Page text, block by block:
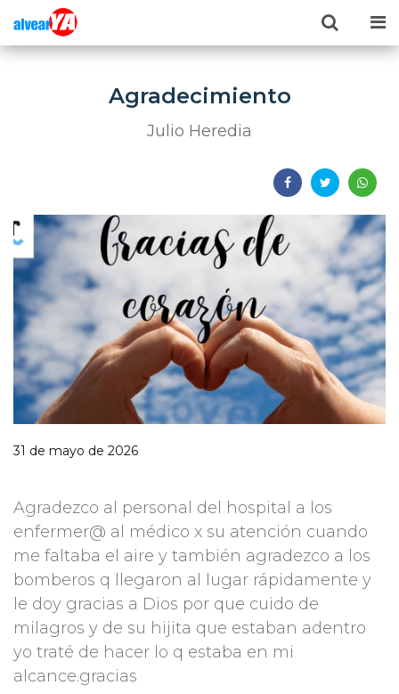
Agradecimiento
Julio Heredia
31 de mayo de 2026
Agradezco al personal del hospital a los
enfermer@ al médico x su atención cuando
me faltaba el aire y también agradezco a los
bomberos q llegaron al lugar rápidamente y
le doy gracias a Dios por que cuido de
milagros y de su hijita que estaban adentro
yo traté de hacer lo q estaba en mi
alcance.gracias